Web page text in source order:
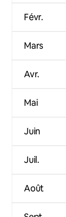
Févr.
Mars
Avr.
Mai
Juin
Juil.
Août